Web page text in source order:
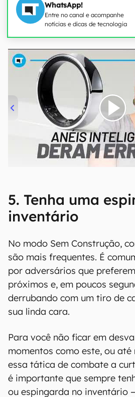
WhatsApp!
Entre no canal e acompanhe
notícias e dicas de tecnologia
00:00/21:11
5. Tenha uma
inventário
No modo Sem Construção,
são mais frequentes. É
por adversários que
próximos e, em poucos
derrubando com um tiro de
sua linda cara.
Para você não ficar em
momentos como este, ou
essa tática de combate a
é importante que sempre
ou espingarda no inventário